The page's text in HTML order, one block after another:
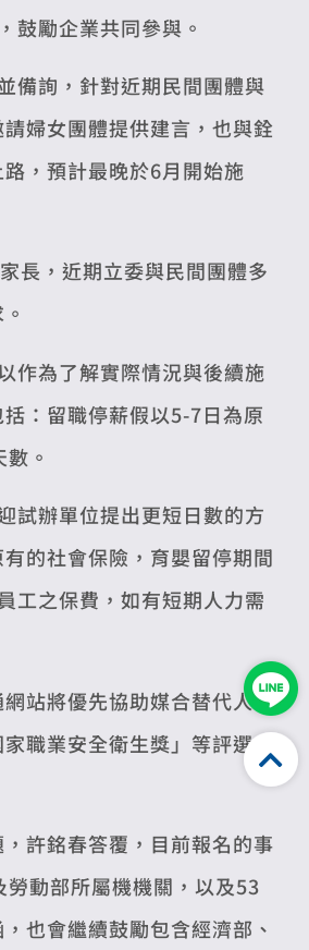
鼓勵企業共同參與。
備詢，針對近期民間團體與
婦女團體提供建言，也與銓
，預計最晚於6月開始施
長，近期立委與民間團體多
作為了解實際情況與後續施
：留職停薪假以5-7日為原
。
試辦單位提出更短日數的方
的社會保險，育嬰留停期間
工之保費，如有短期人力需
站將優先協助媒合替代人
職業安全衛生獎」等評選。
許銘春答覆，目前報名的事
動部所屬機機關，以及53
也會繼續鼓勵包含經濟部、